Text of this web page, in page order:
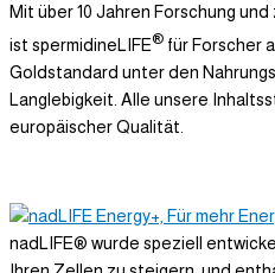
Mit über 10 Jahren Forschung
ist spermidineLIFE® für Forscher
Goldstandard unter den
Langlebigkeit. Alle unsere
europäischer Qualität.
nadLIFE® wurde speziell